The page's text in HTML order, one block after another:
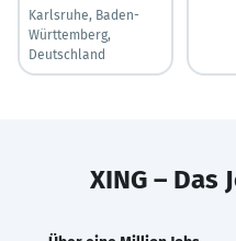
Karlsruhe, Baden-
Württemberg,
Deutschland
XING – Das